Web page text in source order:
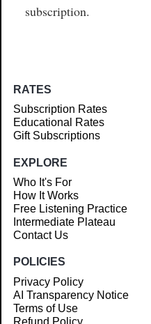
subscription.
RATES
Subscription Rates
Educational Rates
Gift Subscriptions
EXPLORE
Who It's For
How It Works
Free Listening Practice
Intermediate Plateau
Contact Us
POLICIES
Privacy Policy
AI Transparency Notice
Terms of Use
Refund Policy